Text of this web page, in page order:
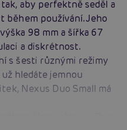
aby perfektně seděl a
během používání. Jeho
98 mm a šířka 67
a diskrétnost.
s šesti různými režimy
hledáte jemnou
Nexus Duo Small má